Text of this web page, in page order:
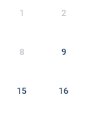
1 2
8 9
15 16